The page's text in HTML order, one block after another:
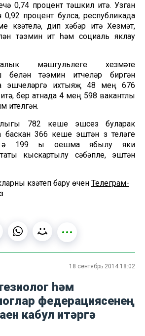
0,74 процент тәшкил итә. Узган
0,92 процент булса, республикада
күзәтелә, дип хәбәр итә Хезмәт,
тәэмин итү һәм социаль яклау
мәшгульлеге хезмәте
белән тәэмин итүчеләр биргән
эшчеләргә ихтыяҗ 48 мең 676
бер атнада 4 мең 598 вакантлы
ителгән.
782 кеше эшсез буларак
баскан 366 кеше эштән үз теләге
ә 199 ы оешма ябылу яки
кыскартылу сәбәпле, эштән
күзәтеп бару өчен Телеграм-
18 сентябрь 2014 18:02
һәм
федерациясенең
кабул итәргә